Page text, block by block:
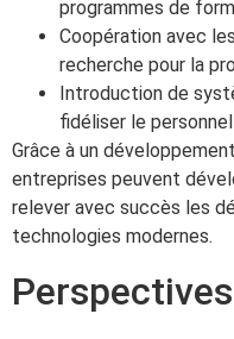
programmes de
Coopération avec
recherche pour la
Introduction de
fidéliser le
Grâce à un
entreprises peuvent
relever avec succès les
technologies modernes.